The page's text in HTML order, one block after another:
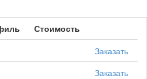
Стоимость
Заказать
Заказать